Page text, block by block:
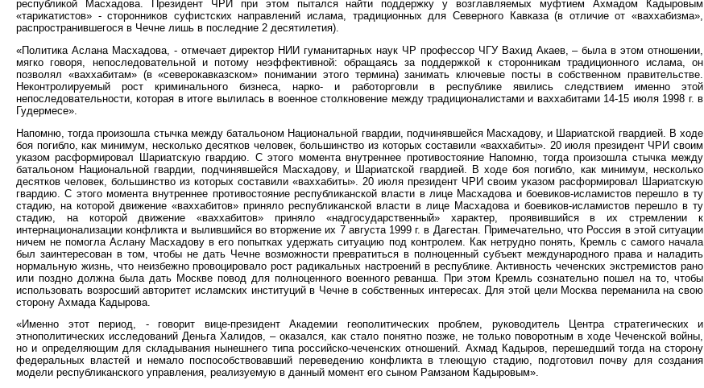
республикой Масхадова. Президент ЧРИ при этом пытался найти поддержку у возглавляемых муфтием Ахмадом Кадыровым
«тарикатистов» - сторонников суфистских направлений ислама, традиционных для Северного Кавказа (в отличие от «ваххабизма»,
распространившегося в Чечне лишь в последние 2 десятилетия).
«Политика Аслана Масхадова, - отмечает директор НИИ гуманитарных наук ЧР профессор ЧГУ Вахид Акаев, – была в этом отношении,
мягко говоря, непоследовательной и потому неэффективной: обращаясь за поддержкой к сторонникам традиционного ислама, он
позволял «ваххабитам» (в «северокавказском» понимании этого термина) занимать ключевые посты в собственном правительстве.
Неконтролируемый рост криминального бизнеса, нарко- и работорговли в республике явились следствием именно этой
непоследовательности, которая в итоге вылилась в военное столкновение между традиционалистами и ваххабитами 14-15 июля 1998 г. в
Гудермесе».
Напомню, тогда произошла стычка между батальоном Национальной гвардии, подчинявшейся Масхадову, и Шариатской гвардией. В ходе
боя погибло, как минимум, несколько десятков человек, большинство из которых составили «ваххабиты». 20 июля президент ЧРИ своим
указом расформировал Шариатскую гвардию. С этого момента внутреннее противостояние Напомню, тогда произошла стычка между
батальоном Национальной гвардии, подчинявшейся Масхадову, и Шариатской гвардией. В ходе боя погибло, как минимум, несколько
десятков человек, большинство из которых составили «ваххабиты». 20 июля президент ЧРИ своим указом расформировал Шариатскую
гвардию. С этого момента внутреннее противостояние республиканской власти в лице Масхадова и боевиков-исламистов перешло в ту
стадию, на которой движение «ваххабитов» приняло республиканской власти в лице Масхадова и боевиков-исламистов перешло в ту
стадию, на которой движение «ваххабитов» приняло «надгосударственный» характер, проявившийся в их стремлении к
интернационализации конфликта и вылившийся во вторжение их 7 августа 1999 г. в Дагестан. Примечательно, что Россия в этой ситуации
ничем не помогла Аслану Масхадову в его попытках удержать ситуацию под контролем. Как нетрудно понять, Кремль с самого начала
был заинтересован в том, чтобы не дать Чечне возможности превратиться в полноценный субъект международного права и наладить
нормальную жизнь, что неизбежно провоцировало рост радикальных настроений в республике. Активность чеченских экстремистов рано
или поздно должна была дать Москве повод для полноценного военного реванша. При этом Кремль сознательно пошел на то, чтобы
использовать возросший авторитет исламских институций в Чечне в собственных интересах. Для этой цели Москва переманила на свою
сторону Ахмада Кадырова.
«Именно этот период, - говорит вице-президент Академии геополитических проблем, руководитель Центра стратегических и
этнополитических исследований Деньга Халидов, – оказался, как стало понятно позже, не только поворотным в ходе Чеченской войны,
но и определяющим для складывания нынешнего типа российско-чеченских отношений. Ахмад Кадыров, перешедший тогда на сторону
федеральных властей и немало поспособствовавший переведению конфликта в тлеющую стадию, подготовил почву для создания
модели республиканского управления, реализуемую в данный момент его сыном Рамзаном Кадыровым».